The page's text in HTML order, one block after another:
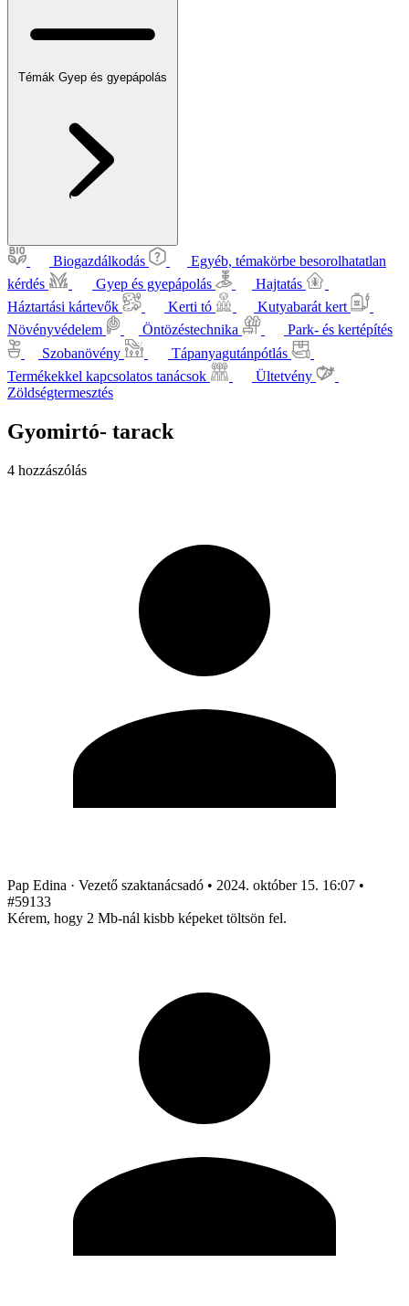
Témák Gyep és gyepápolás
Biogazdálkodás
Egyéb, témakörbe besorolhatatlan
kérdés
Gyep és gyepápolás
Hajtatás
Háztartási kártevők
Kerti tó
Kutyabarát kert
Növényvédelem
Öntözéstechnika
Park- és kertépítés
Szobanövény
Tápanyagutánpótlás
Termékekkel kapcsolatos tanácsok
Ültetvény
Zöldségtermesztés
Gyomirtó- tarack
4 hozzászólás
Pap Edina · Vezető szaktanácsadó • 2024. október 15. 16:07 •
#59133
Kérem, hogy 2 Mb-nál kisbb képeket töltsön fel.